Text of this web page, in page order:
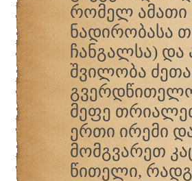
რომელ ამათი
ნადირობასა
ჩანგალსა) და
შვილობა
მეფე
ერთი ირემი
მომგვარეთ
წითელი,